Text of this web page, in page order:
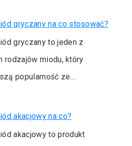
gryczany na co stosować?
gryczany to jeden z
rodzajów miodu, który
popularność ze…
akacjowy na co?
akacjowy to produkt